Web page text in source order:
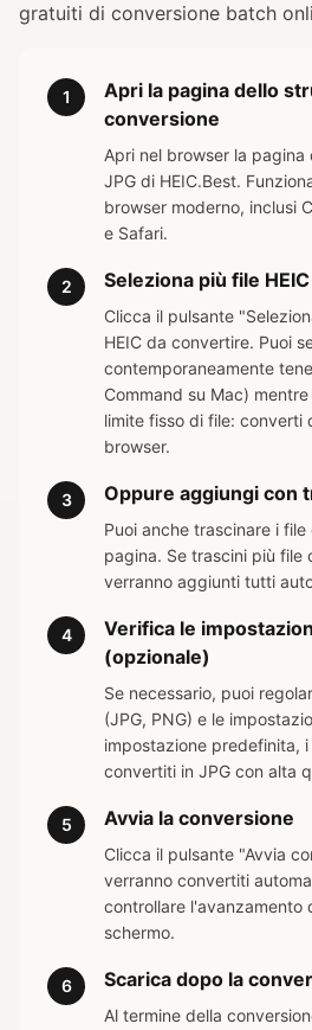
gratuiti di conversione batch
1
Apri la pagina dello
conversione
Apri nel browser la pagina
JPG di HEIC.Best.
browser moderno, inclusi
e Safari.
2 Seleziona più file HEIC
Clicca il pulsante
HEIC da convertire. Puoi
contemporaneamente
Command su Mac)
limite fisso di file: converti
browser.
3 Oppure aggiungi con
Puoi anche trascinare i
pagina. Se trascini più file
verranno aggiunti tutti
4
Verifica le
(opzionale)
Se necessario, puoi
(JPG, PNG) e le
impostazione predefinita,
convertiti in JPG con alta
5 Avvia la conversione
Clicca il pulsante "Avvia
verranno convertiti
controllare l'avanzamento
schermo.
6 Scarica dopo la
Al termine della